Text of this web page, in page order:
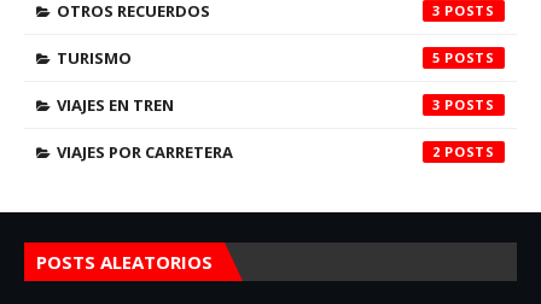
OTROS RECUERDOS 3
TURISMO 5
VIAJES EN TREN 3
VIAJES POR CARRETERA 2
POSTS ALEATORIOS